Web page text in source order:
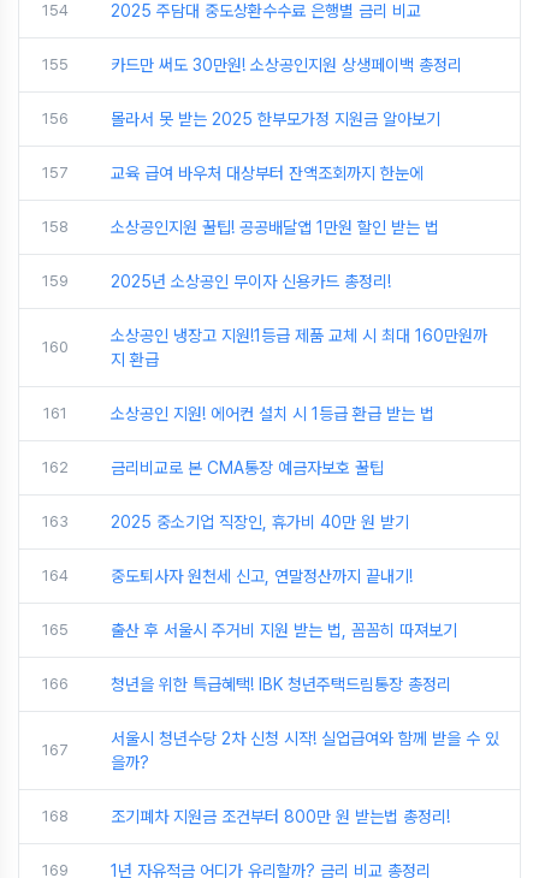
154 2025 주담대 중도상환수수료 은행별 금리 비교
155 카드만 써도 30만원! 소상공인지원 상생페이백 총정리
156 몰라서 못 받는 2025 한부모가정 지원금 알아보기
157 교육 급여 바우처 대상부터 잔액조회까지 한눈에
158 소상공인지원 꿀팁! 공공배달앱 1만원 할인 받는 법
159 2025년 소상공인 무이자 신용카드 총정리!
160
소상공인 냉장고 지원!1등급 제품 교체 시 최대 160만원까
지 환급
161 소상공인 지원! 에어컨 설치 시 1등급 환급 받는 법
162 금리비교로 본 CMA통장 예금자보호 꿀팁
163 2025 중소기업 직장인, 휴가비 40만 원 받기
164 중도퇴사자 원천세 신고, 연말정산까지 끝내기!
165 출산 후 서울시 주거비 지원 받는 법, 꼼꼼히 따져보기
166 청년을 위한 특급혜택! IBK 청년주택드림통장 총정리
167
서울시 청년수당 2차 신청 시작! 실업급여와 함께 받을 수 있
을까?
168 조기폐차 지원금 조건부터 800만 원 받는법 총정리!
169 1년 자유적금 어디가 유리할까? 금리 비교 총정리